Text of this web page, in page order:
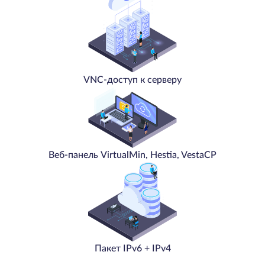
VNC-доступ к серверу
Веб-панель VirtualMin, Hestia, VestaCP
Пакет IPv6 + IPv4